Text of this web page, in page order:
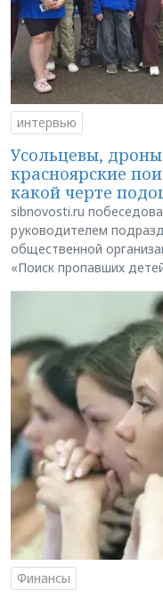
интервью
Усольцевы,
красноярские
какой черте
sibnovosti.ru
руководителем
общественной
«Поиск пропавших
Финансы